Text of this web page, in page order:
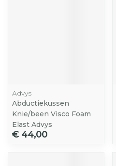
Advys
Abductiekussen
Knie/been Visco Foam
Elast Advys
€ 44,00